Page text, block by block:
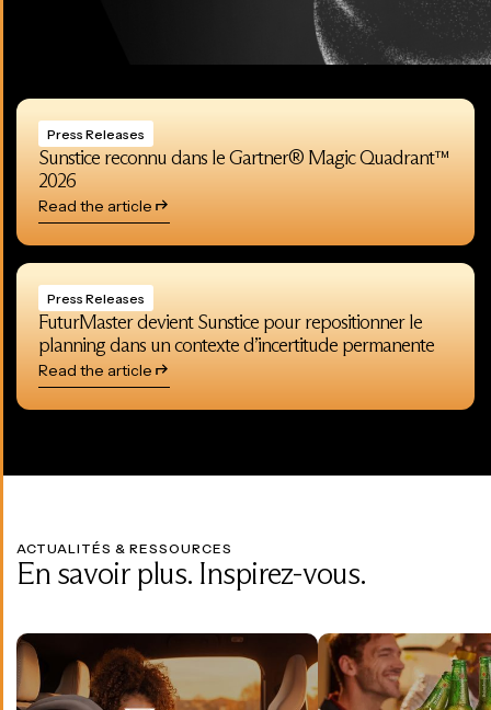
Press Releases
Sunstice reconnu dans le Gartner® Magic Quadrant™
2026
Read the article
Press Releases
FuturMaster devient Sunstice pour repositionner le
planning dans un contexte d’incertitude permanente
Read the article
ACTUALITÉS & RESSOURCES
En savoir plus. Inspirez-vous.